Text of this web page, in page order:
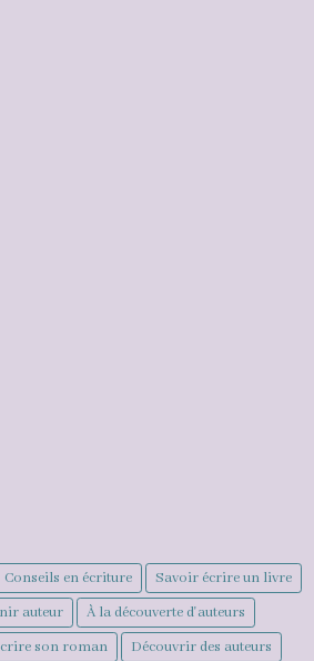
Conseils en écriture
Savoir écrire un livre
auteur
À la découverte d'auteurs
son roman
Découvrir des auteurs